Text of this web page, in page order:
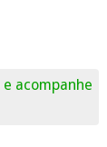
e acompanhe